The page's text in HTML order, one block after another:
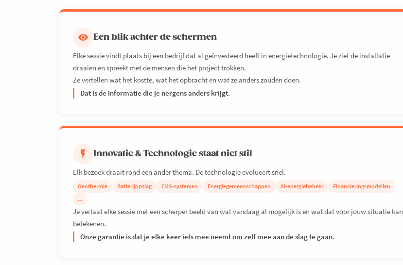
Een blik achter de schermen
Elke sessie vindt plaats bij een bedrijf dat al geïnvesteerd heeft in energietechnologie. Je ziet de installatie
draaien en spreekt met de mensen die het project trokken.
Ze vertellen wat het kostte, wat het opbracht en wat ze anders zouden doen.
Dat is de informatie die je nergens anders krijgt.
Innovatie & Technologie staat niet stil
Elk bezoek draait rond een ander thema. De technologie evolueert snel.
Geothermie Batterijopslag EMS-systemen Energiegemeenschappen AI-energiebeheer
Financieringsmodellen
...
Je verlaat elke sessie met een scherper beeld van wat vandaag al mogelijk is en wat dat voor jouw situatie kan
betekenen.
Onze garantie is dat je elke keer iets mee neemt om zelf mee aan de slag te gaan.